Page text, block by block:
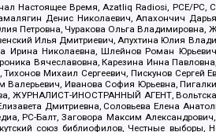
Настоящее Время, Azatliq Radiosi, PCE/PC,
Денис Николаевич, Апахончич
Петровна, Чуракова Ольга Владимировна,
Илья Дмитриевич, Апухтина Юлия
Ирина Николаевна, Шлейнов Роман
Вячеславовна, Карезина Инна
Михаил Сергеевич, Пискунов Сергей
Валерьевич, Иванова София Юрьевна,
ЖУРНАЛИСТ-ИНОСТРАННЫЙ АГЕНТ,
Дмитриевна, Соловьева Елена
РС-Балт, Заговора Максим
союз библиофилов, Честные выборы,